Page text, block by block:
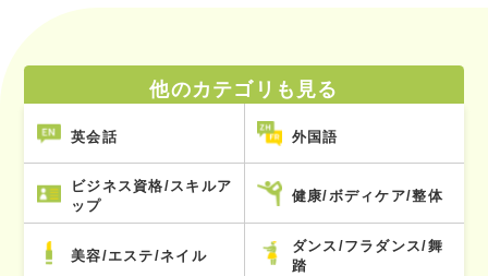
他のカテゴリも見る
英会話 外国語
ビジネス資格/スキルア
ップ
健康/ボディケア/整体
美容/エステ/ネイル
ダンス/フラダンス/舞
踏